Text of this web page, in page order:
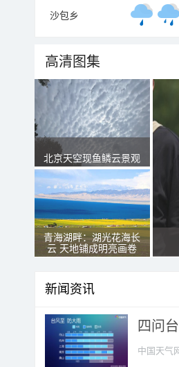
沙包乡
高清图集
北京天空现鱼鳞云景观
青海湖畔：湖光花海长
云 天地铺成明亮画卷
新闻资讯
四问
中国天气